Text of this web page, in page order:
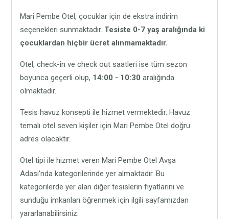
Mari Pembe Otel, çocuklar için de ekstra indirim
seçenekleri sunmaktadır. Tesiste 0-7 yaş aralığında ki
çocuklardan hiçbir ücret alınmamaktadır.
Otel, check-in ve check out saatleri ise tüm sezon
boyunca geçerli olup, 14:00 - 10:30 aralığında
olmaktadır.
Tesis havuz konsepti ile hizmet vermektedir. Havuz
temalı otel seven kişiler için Mari Pembe Otel doğru
adres olacaktır.
Otel tipi ile hizmet veren Mari Pembe Otel Avşa
Adası'nda kategorilerinde yer almaktadır. Bu
kategorilerde yer alan diğer tesislerin fiyatlarını ve
sunduğu imkanları öğrenmek için ilgili sayfamızdan
yararlanabilirsiniz.